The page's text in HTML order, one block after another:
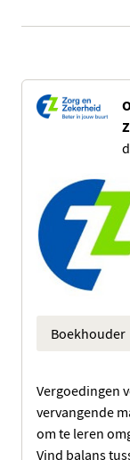
Boekhouder
Vergoedingen
vervangende
om te leren
Vind balans
u?
Waar woont u?
Maatje
Chauffeur
Coach
Verzorger
Kok
Informatie
tips
Hulp
inschakelen